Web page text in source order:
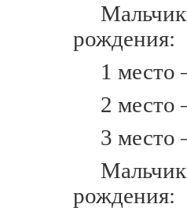
рождения:
1 место
2 место
3 место
рождения: